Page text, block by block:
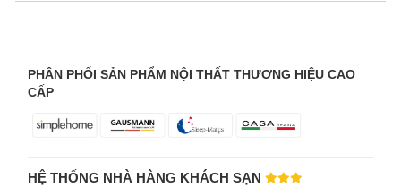
PHÂN PHỐI SẢN PHẨM NỘI THẤT THƯƠNG HIỆU CAO
CẤP
HỆ THỐNG NHÀ HÀNG KHÁCH SẠN